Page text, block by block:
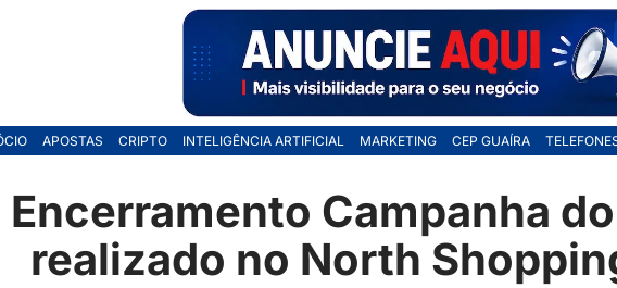
APOSTAS CRIPTO INTELIGÊNCIA ARTIFICIAL MARKETING CEP GUAÍRA
Encerramento Campanha
realizado no North